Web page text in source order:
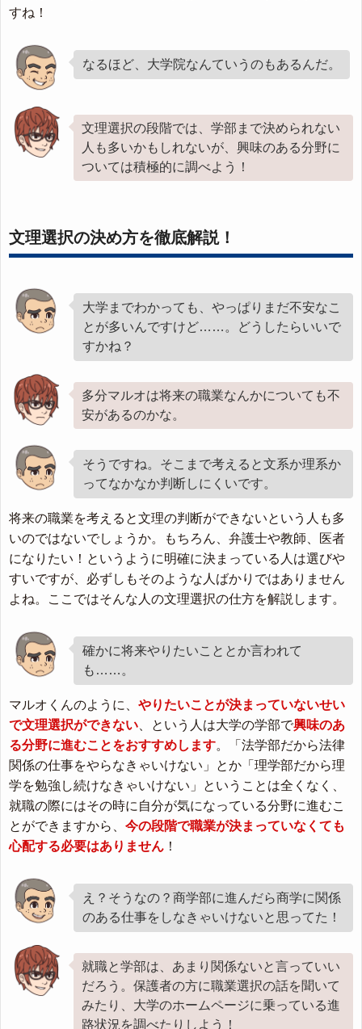
すね！
なるほど、大学院なんていうのもあるんだ。
文理選択の段階では、学部まで決められない
人も多いかもしれないが、興味のある分野に
ついては積極的に調べよう！
文理選択の決め方を徹底解説！
大学までわかっても、やっぱりまだ不安なこ
とが多いんですけど……。どうしたらいいで
すかね？
多分マルオは将来の職業なんかについても不
安があるのかな。
そうですね。そこまで考えると文系か理系か
ってなかなか判断しにくいです。
将来の職業を考えると文理の判断ができないという人も多
いのではないでしょうか。もちろん、弁護士や教師、医者
になりたい！というように明確に決まっている人は選びや
すいですが、必ずしもそのような人ばかりではありません
よね。ここではそんな人の文理選択の仕方を解説します。
確かに将来やりたいこととか言われて
も……。
マルオくんのように、 やりたいことが決まっていないせい
で文理選択ができない 、という人は大学の学部で興味のあ
る分野に進むことをおすすめします。「法学部だから法律
関係の仕事をやらなきゃいけない」とか「理学部だから理
学を勉強し続けなきゃいけない」ということは全くなく、
就職の際にはその時に自分が気になっている分野に進むこ
とができますから、 今の段階で職業が決まっていなくても
心配する必要はありません ！
え？そうなの？商学部に進んだら商学に関係
のある仕事をしなきゃいけないと思ってた！
就職と学部は、あまり関係ないと言っていい
だろう。保護者の方に職業選択の話を聞いて
みたり、大学のホームページに乗っている進
路状況を調べたりしよう！